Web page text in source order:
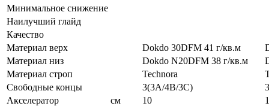
Минимальное снижение
Наилучший глайд
Качество
Материал верх
Dokdo 30DFM 41 г/кв.м
Материал низ
Dokdo N20DFM 38 г/кв.м
Материал строп
Technora
Свободные концы
3(3A/4B/3C)
Акселератор
см 10